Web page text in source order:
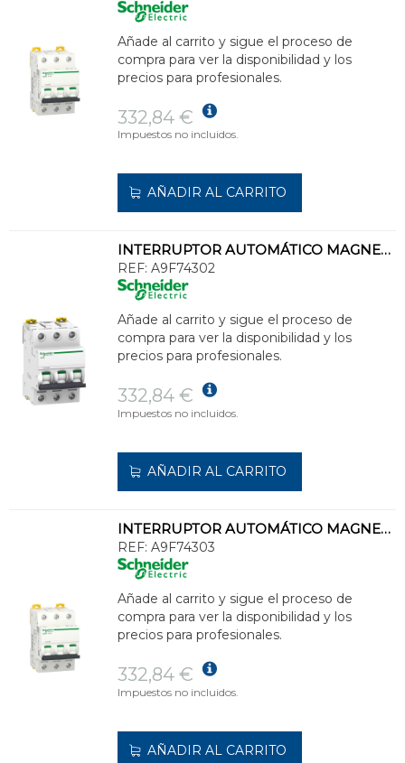
Añade al carrito y sigue el proceso de
compra para ver la disponibilidad y los
precios para profesionales.
332,84 €
Impuestos no incluidos.
AÑADIR AL CARRITO
INTERRUPTOR AUTOMÁTICO MAGNETOTÉRMICO iC60N 3P 2A CURVA-C
REF: A9F74302
Añade al carrito y sigue el proceso de
compra para ver la disponibilidad y los
precios para profesionales.
332,84 €
Impuestos no incluidos.
AÑADIR AL CARRITO
INTERRUPTOR AUTOMÁTICO MAGNETOTÉRMICO iC60N 3P 3A CURVA-C
REF: A9F74303
Añade al carrito y sigue el proceso de
compra para ver la disponibilidad y los
precios para profesionales.
332,84 €
Impuestos no incluidos.
AÑADIR AL CARRITO